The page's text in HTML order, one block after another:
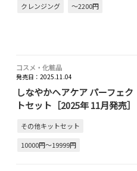
クレンジング ～2200円
コスメ・化粧品
発売日：2025.11.04
しなやかヘアケア パーフェク
トセット［2025年 11月発売］
その他キットセット
10000円～19999円